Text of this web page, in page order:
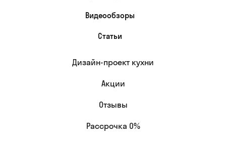
Видеообзоры
Статьи
Дизайн-проект кухни
Акции
Отзывы
Рассрочка 0%